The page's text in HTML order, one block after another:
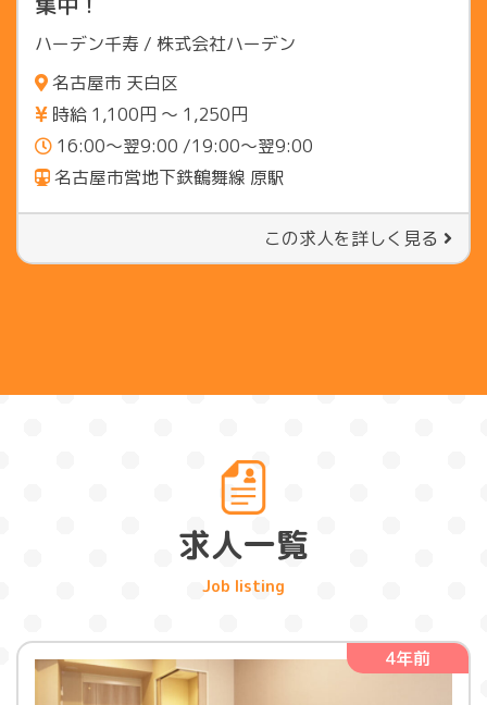
ハーデン千寿 / 株式会社ハーデン
名古屋市 天白区
時給 1,100円 〜 1,250円
16:00～翌9:00 /19:00～翌9:00
名古屋市営地下鉄鶴舞線 原駅
この求人を詳しく見る
求人一覧
4年前